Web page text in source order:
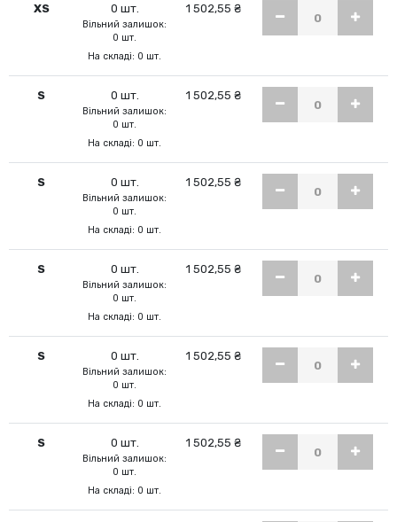
XS 0 шт.
Вільний залишок:
0 шт.
На складі: 0 шт.
1 502,55 ₴
S 0 шт.
Вільний залишок:
0 шт.
На складі: 0 шт.
1 502,55 ₴
S 0 шт.
Вільний залишок:
0 шт.
На складі: 0 шт.
1 502,55 ₴
S 0 шт.
Вільний залишок:
0 шт.
На складі: 0 шт.
1 502,55 ₴
S 0 шт.
Вільний залишок:
0 шт.
На складі: 0 шт.
1 502,55 ₴
S 0 шт.
Вільний залишок:
0 шт.
На складі: 0 шт.
1 502,55 ₴